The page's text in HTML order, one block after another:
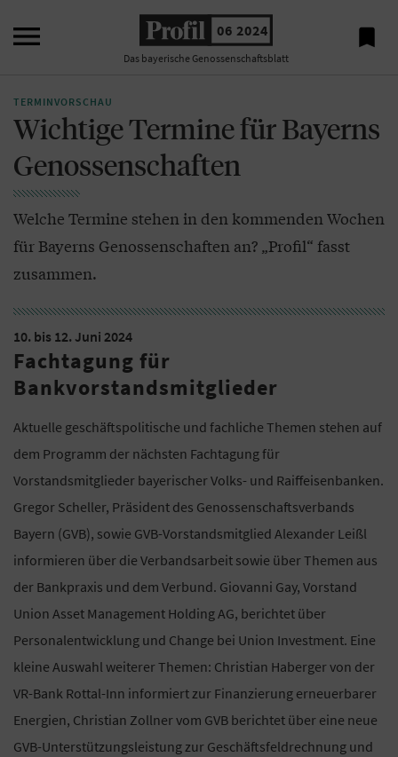
 06 2024
Das bayerische Genossenschaftsblatt

TERMINVORSCHAU
Wichtige Termine für Bayerns
Genossenschaften
Welche Termine stehen in den kommenden Wochen
für Bayerns Genossenschaften an? „Profil“ fasst
zusammen.
10. bis 12. Juni 2024
Fachtagung für
Bankvorstandsmitglieder
Aktuelle geschäftspolitische und fachliche Themen stehen auf
dem Programm der nächsten Fachtagung für
Vorstandsmitglieder bayerischer Volks- und Raiffeisenbanken.
Gregor Scheller, Präsident des Genossenschaftsverbands
Bayern (GVB), sowie GVB-Vorstandsmitglied Alexander Leißl
informieren über die Verbandsarbeit sowie über Themen aus
der Bankpraxis und dem Verbund. Giovanni Gay, Vorstand
Union Asset Management Holding AG, berichtet über
Personalentwicklung und Change bei Union Investment. Eine
kleine Auswahl weiterer Themen: Christian Haberger von der
VR-Bank Rottal-Inn informiert zur Finanzierung erneuerbarer
Energien, Christian Zollner vom GVB berichtet über eine neue
GVB-Unterstützungsleistung zur Geschäftsfeldrechnung und